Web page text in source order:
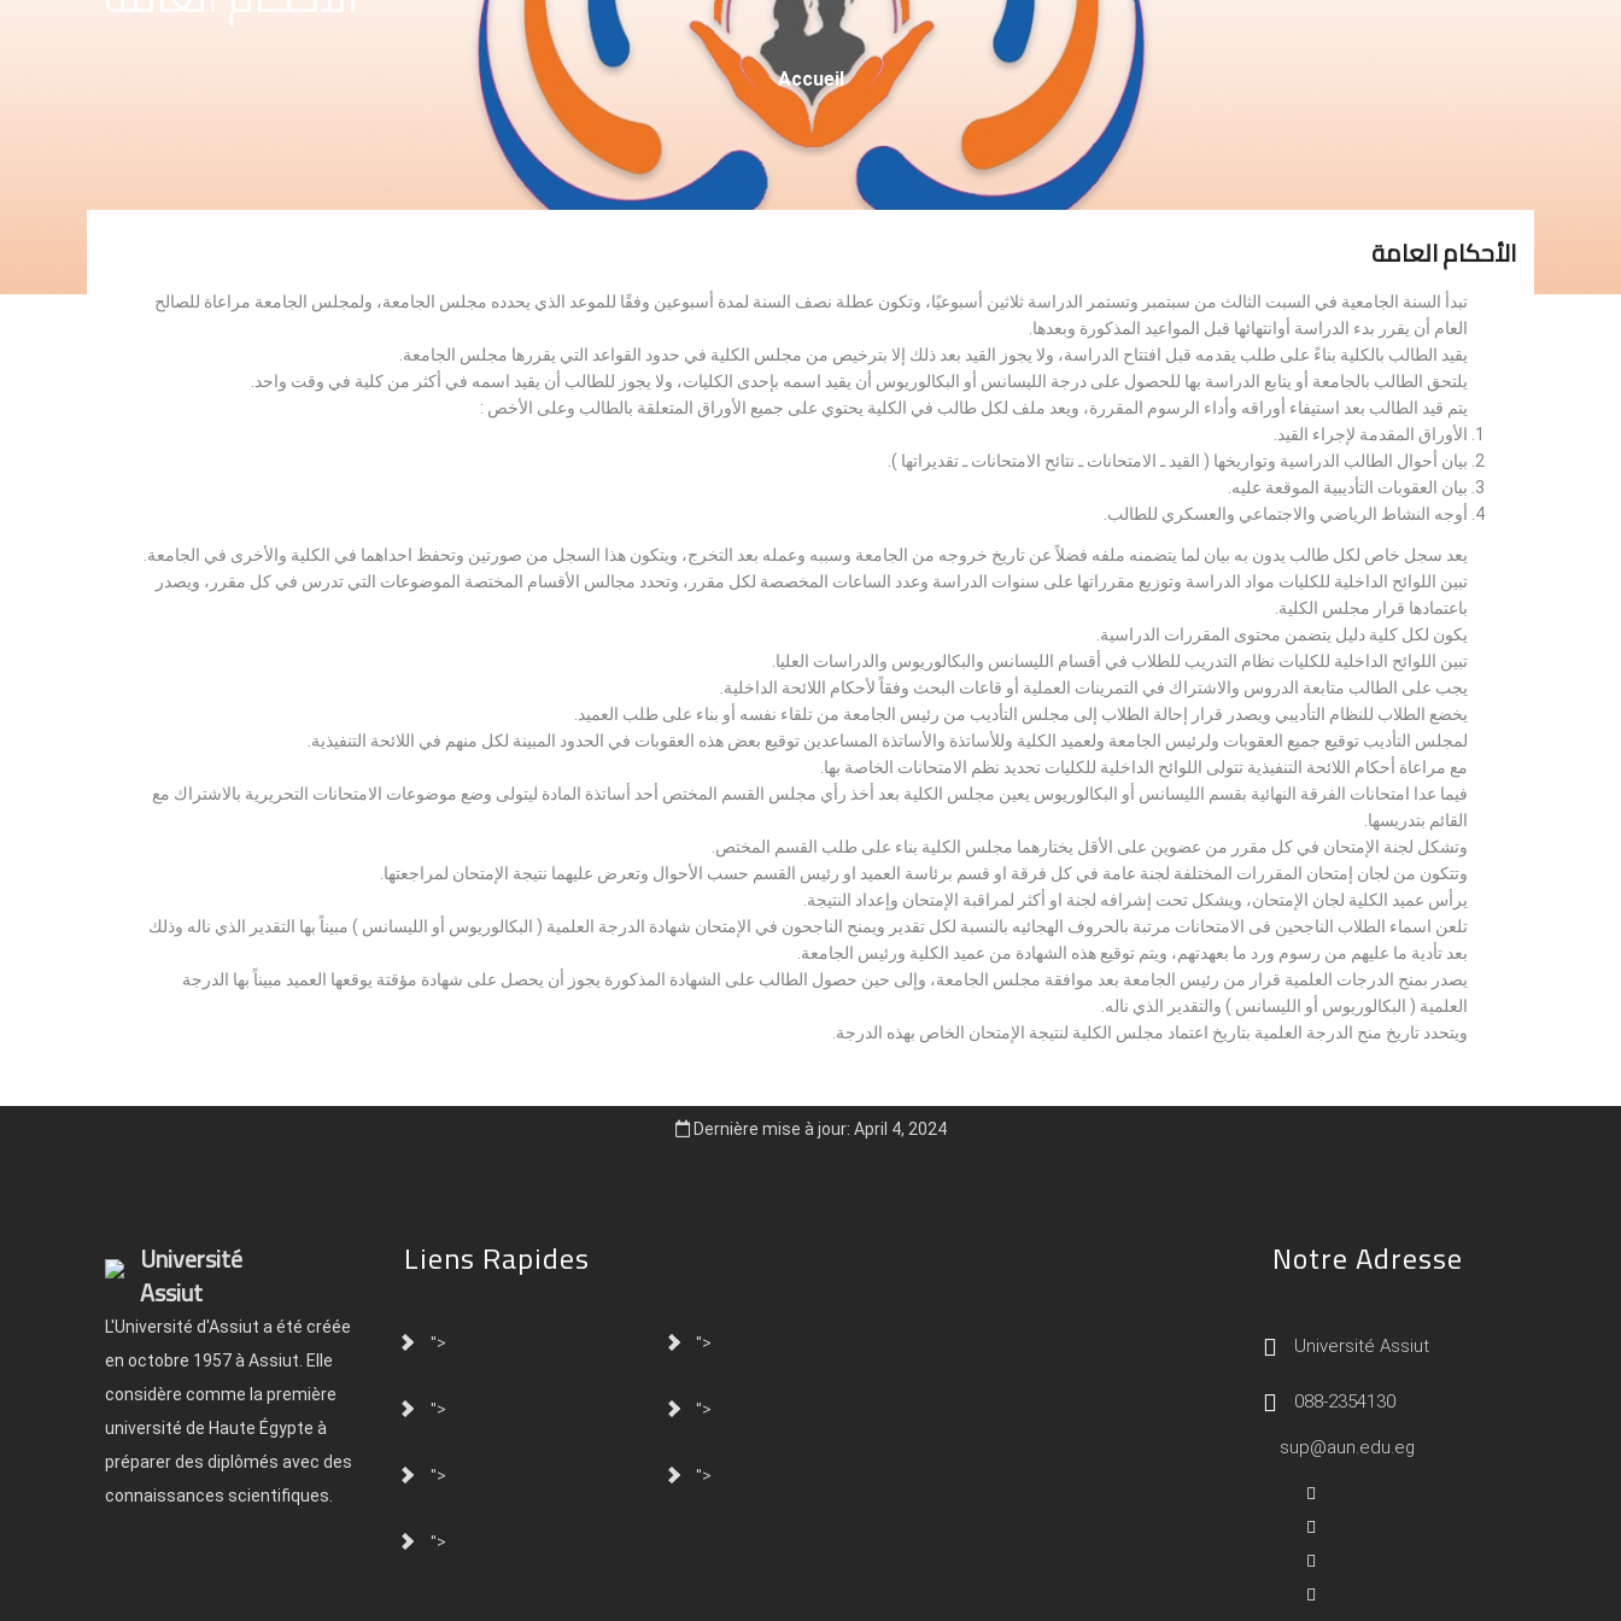
Fil
D'Ariane
Accueil
الأحكام العامة
تبدأ السنة الجامعية في السبت الثالث من سبتمبر وتستمر الدراسة ثلاثين أسبوعيًا، وتكون عطلة نصف السنة لمدة أسبوعين وفقًا للموعد الذي يحدده مجلس الجامعة، ولمجلس الجامعة مراعاة للصالح
العام أن يقرر بدء الدراسة أوانتهائها قبل المواعيد المذكورة وبعدها.
يقيد الطالب بالكلية بناءً على طلب يقدمه قبل افتتاح الدراسة، ولا يجوز القيد بعد ذلك إلا بترخيص من مجلس الكلية في حدود القواعد التي يقررها مجلس الجامعة.
يلتحق الطالب بالجامعة أو يتابع الدراسة بها للحصول على درجة الليسانس أو البكالوريوس أن يقيد اسمه بإحدى الكليات، ولا يجوز للطالب أن يقيد اسمه في أكثر من كلية في وقت واحد.
يتم قيد الطالب بعد استيفاء أوراقه وأداء الرسوم المقررة، ويعد ملف لكل طالب في الكلية يحتوي على جميع الأوراق المتعلقة بالطالب وعلى الأخص :
الأوراق المقدمة لإجراء القيد.
بيان أحوال الطالب الدراسية وتواريخها ( القيد ـ الامتحانات ـ نتائح الامتحانات ـ تقديراتها ).
بيان العقوبات التأديبية الموقعة عليه.
أوجه النشاط الرياضي والاجتماعي والعسكري للطالب.
يعد سجل خاص لكل طالب يدون به بيان لما يتضمنه ملفه فضلاً عن تاريخ خروجه من الجامعة وسببه وعمله بعد التخرج، ويتكون هذا السجل من صورتين وتحفظ احداهما في الكلية والأخرى في الجامعة.
تبين اللوائح الداخلية للكليات مواد الدراسة وتوزيع مقرراتها على سنوات الدراسة وعدد الساعات المخصصة لكل مقرر، وتحدد مجالس الأقسام المختصة الموضوعات التي تدرس في كل مقرر، ويصدر
باعتمادها قرار مجلس الكلية.
يكون لكل كلية دليل يتضمن محتوى المقررات الدراسية.
تبين اللوائح الداخلية للكليات نظام التدريب للطلاب في أقسام الليسانس والبكالوريوس والدراسات العليا.
يجب على الطالب متابعة الدروس والاشتراك في التمرينات العملية أو قاعات البحث وفقاً لأحكام اللائحة الداخلية.
يخضع الطلاب للنظام التأديبي ويصدر قرار إحالة الطلاب إلى مجلس التأديب من رئيس الجامعة من تلقاء نفسه أو بناء على طلب العميد.
لمجلس التأديب توقيع جميع العقوبات ولرئيس الجامعة ولعميد الكلية وللأساتذة والأساتذة المساعدين توقيع بعض هذه العقوبات في الحدود المبينة لكل منهم في اللائحة التنفيذية.
مع مراعاة أحكام اللائحة التنفيذية تتولى اللوائح الداخلية للكليات تحديد نظم الامتحانات الخاصة بها.
فيما عدا امتحانات الفرقة النهائية بقسم الليسانس أو البكالوريوس يعين مجلس الكلية بعد أخذ رأي مجلس القسم المختص أحد أساتذة المادة ليتولى وضع موضوعات الامتحانات التحريرية بالاشتراك مع
القائم بتدريسها.
وتشكل لجنة الإمتحان في كل مقرر من عضوين على الأقل يختارهما مجلس الكلية بناء على طلب القسم المختص.
وتتكون من لجان إمتحان المقررات المختلفة لجنة عامة في كل فرقة او قسم برئاسة العميد او رئيس القسم حسب الأحوال وتعرض عليهما نتيجة الإمتحان لمراجعتها.
يرأس عميد الكلية لجان الإمتحان، ويشكل تحت إشرافه لجنة او أكثر لمراقبة الإمتحان وإعداد النتيجة.
تلعن اسماء الطلاب الناجحين فى الامتحانات مرتبة بالحروف الهجائيه بالنسبة لكل تقدير ويمنح الناجحون في الإمتحان شهادة الدرجة العلمية ( البكالوريوس أو الليسانس ) مبيناً بها التقدير الذي ناله وذلك
بعد تأدية ما عليهم من رسوم ورد ما بعهدتهم، ويتم توقيع هذه الشهادة من عميد الكلية ورئيس الجامعة.
يصدر بمنح الدرجات العلمية قرار من رئيس الجامعة بعد موافقة مجلس الجامعة، وإلى حين حصول الطالب على الشهادة المذكورة يجوز أن يحصل على شهادة مؤقتة يوقعها العميد مبيناً بها الدرجة
العلمية ( البكالوريوس أو الليسانس ) والتقدير الذي ناله.
ويتحدد تاريخ منح الدرجة العلمية بتاريخ اعتماد مجلس الكلية لنتيجة الإمتحان الخاص بهذه الدرجة.
Dernière mise à jour: April 4, 2024
Université
Assiut
L'Université d'Assiut a été créée
en octobre 1957 à Assiut. Elle
considère comme la première
université de Haute Égypte à
préparer des diplômés avec des
connaissances scientifiques.
Liens Rapides
"> ">
"> ">
"> ">
">
Notre Adresse
Université Assiut
088-2354130
sup@aun.edu.eg